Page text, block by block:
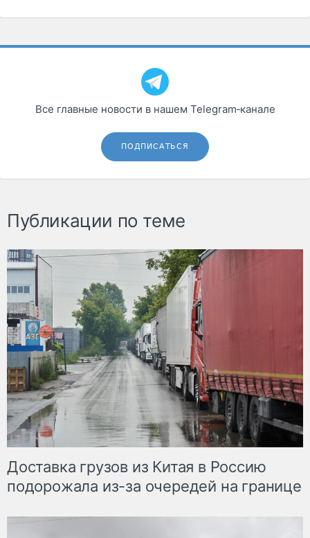
Все главные новости в нашем Telegram‑канале
ПОДПИСАТЬСЯ
Публикации по теме
Доставка грузов из Китая в Россию
подорожала из-за очередей на границе